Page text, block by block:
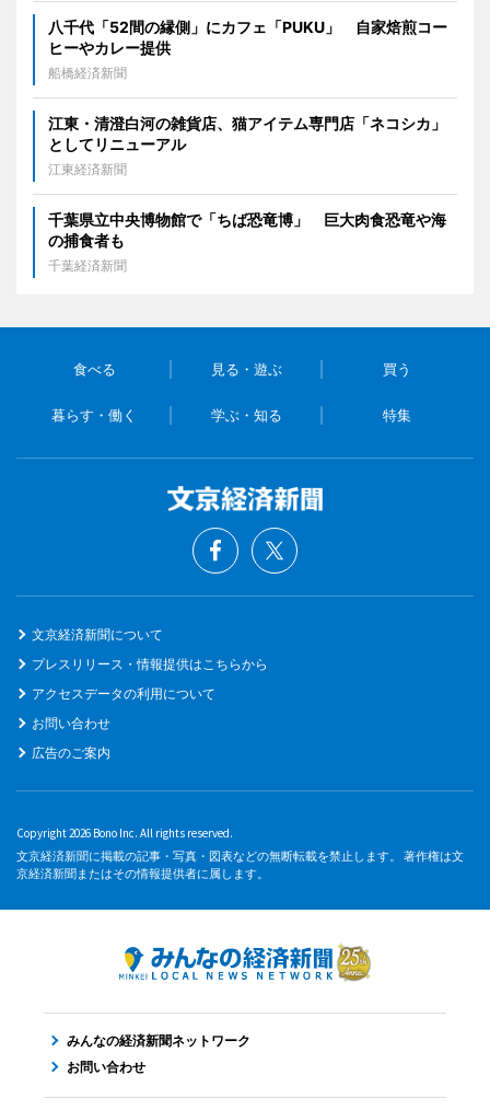
八千代「52間の縁側」にカフェ「PUKU」 自家焙煎コー
ヒーやカレー提供
船橋経済新聞
江東・清澄白河の雑貨店、猫アイテム専門店「ネコシカ」
としてリニューアル
江東経済新聞
千葉県立中央博物館で「ちば恐竜博」 巨大肉食恐竜や海
の捕食者も
千葉経済新聞
食べる 見る・遊ぶ 買う
暮らす・働く 学ぶ・知る 特集
文京経済新聞について
プレスリリース・情報提供はこちらから
アクセスデータの利用について
お問い合わせ
広告のご案内
Copyright 2026 Bono Inc. All rights reserved.
文京経済新聞に掲載の記事・写真・図表などの無断転載を禁止します。 著作権は文
京経済新聞またはその情報提供者に属します。
みんなの経済新聞ネットワーク
お問い合わせ